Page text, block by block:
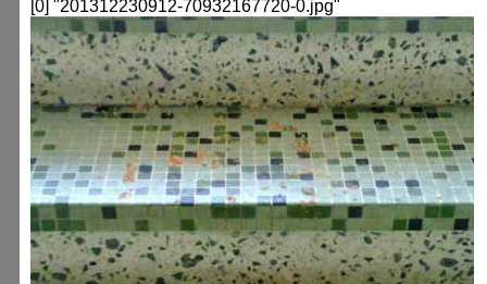
[0] "201312230912-70932167720-0.jpg"